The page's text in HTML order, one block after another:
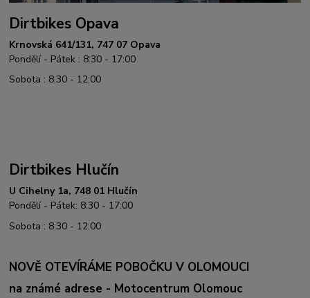
Dirtbikes Opava
Krnovská 641/131, 747 07 Opava
Pondělí - Pátek : 8:30 - 17:00
Sobota : 8:30 - 12:00
Dirtbikes Hlučín
U Cihelny 1a, 748 01 Hlučín
Pondělí - Pátek: 8:30 - 17:00
Sobota : 8:30 - 12:00
NOVĚ OTEVÍRÁME POBOČKU V OLOMOUCI
na známé adrese - Motocentrum Olomouc